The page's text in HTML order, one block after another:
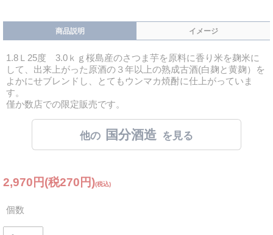
商品説明 イメージ
1.8Ｌ25度 3.0ｋｇ桜島産のさつま芋を原料に香り米を麹米に
して、出来上がった原酒の３年以上の熟成古酒(白麹と黄麹）を
よかにせブレンドし、とてもウンマカ焼酎に仕上がっていま
す。
僅か数店での限定販売です。
国分酒造
2,970円(税270円)
個数